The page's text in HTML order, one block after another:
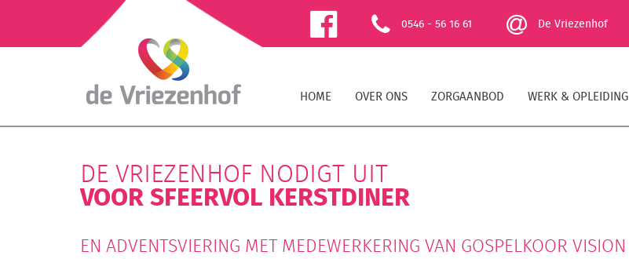
0546 - 56 16 61 De Vriezenhof
HOME OVER ONS ZORGAANBOD WERK & OPLEIDING
DE VRIEZENHOF NODIGT UIT
VOOR SFEERVOL KERSTDINER
EN ADVENTSVIERING MET MEDEWERKERING VAN GOSPELKOOR VISION